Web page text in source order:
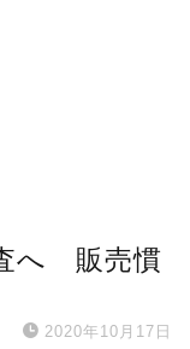
へ 販売慣
2020年10月17日